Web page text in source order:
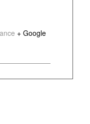
+ Google